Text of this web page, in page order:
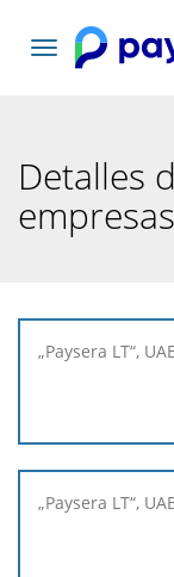
Toggle
navigation
Detalles
empresas
„Paysera